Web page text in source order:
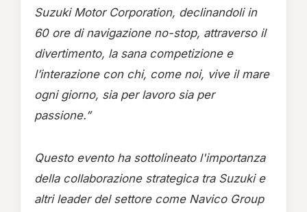
Suzuki Motor Corporation, declinandoli in
60 ore di navigazione no-stop, attraverso il
divertimento, la sana competizione e
l’interazione con chi, come noi, vive il mare
ogni giorno, sia per lavoro sia per
passione.”
Questo evento ha sottolineato l'importanza
della collaborazione strategica tra Suzuki e
altri leader del settore come Navico Group